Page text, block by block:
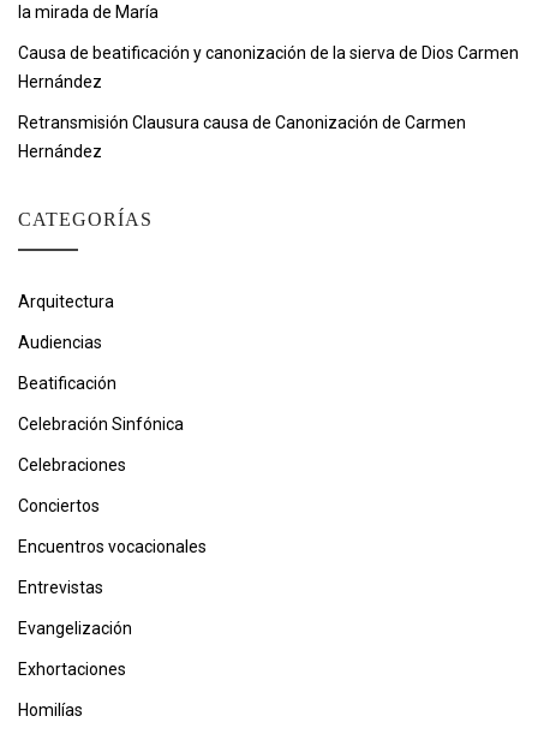
la mirada de María
Causa de beatificación y canonización de la sierva de Dios Carmen
Hernández
Retransmisión Clausura causa de Canonización de Carmen
Hernández
CATEGORÍAS
Arquitectura
Audiencias
Beatificación
Celebración Sinfónica
Celebraciones
Conciertos
Encuentros vocacionales
Entrevistas
Evangelización
Exhortaciones
Homilías